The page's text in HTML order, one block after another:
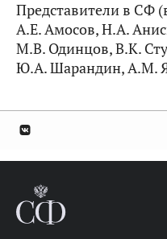
Представители в СФ
А.Е. Амосов, Н.А.
М.В. Одинцов, В.К.
Ю.А. Шарандин, А.М.